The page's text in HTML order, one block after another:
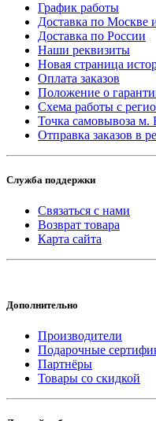
График работы
Доставка по Москве
Доставка по России
Наши реквизиты
Новая страница
Оплата заказов
Положение о
Схема работы с
Точка самовывоза м.
Отправка заказов в
Служба поддержки
Связаться с нами
Возврат товара
Карта сайта
Дополнительно
Производители
Подарочные
Партнёры
Товары со скидкой